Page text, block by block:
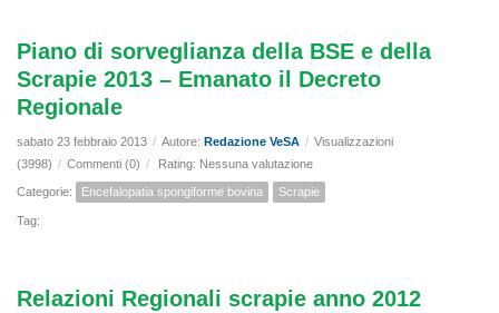
Piano di sorveglianza della BSE e della
Scrapie 2013 – Emanato il Decreto
Regionale
sabato 23 febbraio 2013 / Autore: Redazione VeSA / Visualizzazioni
(3998) / Commenti (0) / Rating: Nessuna valutazione
Categorie: Encefalopatia spongiforme bovina Scrapie
Tag:
Relazioni Regionali scrapie anno 2012